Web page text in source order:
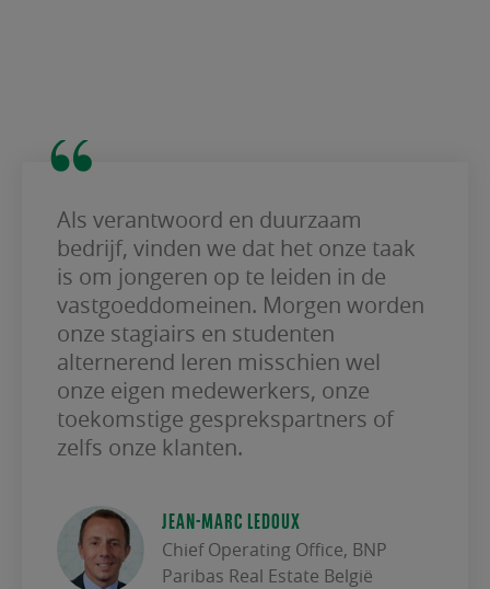
Als verantwoord en duurzaam
bedrijf, vinden we dat het onze taak
is om jongeren op te leiden in de
vastgoeddomeinen. Morgen worden
onze stagiairs en studenten
alternerend leren misschien wel
onze eigen medewerkers, onze
toekomstige gesprekspartners of
zelfs onze klanten.
JEAN-MARC LEDOUX
Chief Operating Office, BNP
Paribas Real Estate België